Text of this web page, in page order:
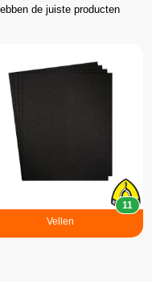
de juiste producten
Vellen
11